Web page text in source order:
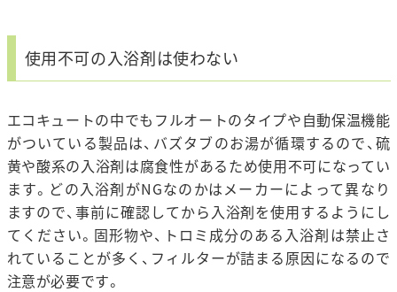
使用不可の入浴剤は使わない
エコキュートの中でもフルオートのタイプや自動保温機能
がついている製品は、バズタブのお湯が循環するので、硫
黄や酸系の入浴剤は腐食性があるため使用不可になってい
ます。どの入浴剤がNGなのかはメーカーによって異なり
ますので、事前に確認してから入浴剤を使用するようにし
てください。固形物や、トロミ成分のある入浴剤は禁止さ
れていることが多く、フィルターが詰まる原因になるので
注意が必要です。